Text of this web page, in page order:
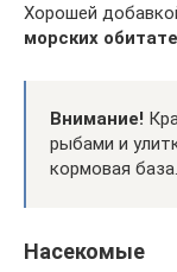
Хорошей
морских
Внимание!
рыбами и
кормовая база.
Насекомые